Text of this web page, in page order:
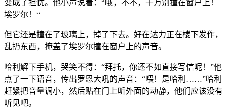
变成了担忧。他小声说着：“哦，不不，千万别撞在窗户上！
埃罗尔！“
但它还是撞在了玻璃上，掉了下去。好在达力正在楼下发作，
乱扔东西，掩盖了埃罗尔撞在窗户上的声音。
哈利解下手机，哭笑不得：“拜托，你还不如直接写信呢！”他
点了一下语音，传出罗恩大吼的声音：“喂！是哈利……”哈利
赶紧把音量调小，然后贴在门上听外面的动静，他们应该没有
听见吧。